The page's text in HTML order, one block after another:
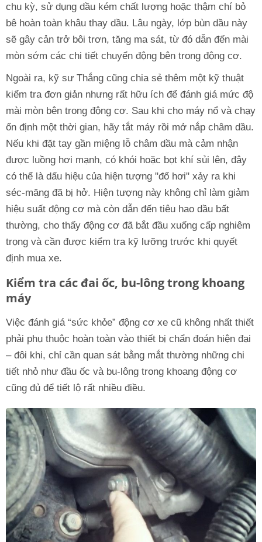
chu kỳ, sử dụng dầu kém chất lượng hoặc thậm chí bỏ
bê hoàn toàn khâu thay dầu. Lâu ngày, lớp bùn dầu này
sẽ gây cản trở bôi trơn, tăng ma sát, từ đó dẫn đến mài
mòn sớm các chi tiết chuyển động bên trong động cơ.
Ngoài ra, kỹ sư Thắng cũng chia sẻ thêm một kỹ thuật
kiểm tra đơn giản nhưng rất hữu ích để đánh giá mức độ
mài mòn bên trong động cơ. Sau khi cho máy nổ và chạy
ổn định một thời gian, hãy tắt máy rồi mở nắp châm dầu.
Nếu khi đặt tay gần miệng lỗ châm dầu mà cảm nhận
được luồng hơi mạnh, có khói hoặc bọt khí sủi lên, đây
có thể là dấu hiệu của hiện tượng "đổ hơi" xảy ra khi
séc-măng đã bị hở. Hiện tượng này không chỉ làm giảm
hiệu suất động cơ mà còn dẫn đến tiêu hao dầu bất
thường, cho thấy động cơ đã bắt đầu xuống cấp nghiêm
trọng và cần được kiểm tra kỹ lưỡng trước khi quyết
định mua xe.
Kiểm tra các đai ốc, bu-lông trong khoang
máy
Việc đánh giá “sức khỏe” động cơ xe cũ không nhất thiết
phải phụ thuộc hoàn toàn vào thiết bị chẩn đoán hiện đại
– đôi khi, chỉ cần quan sát bằng mắt thường những chi
tiết nhỏ như đầu ốc và bu-lông trong khoang động cơ
cũng đủ để tiết lộ rất nhiều điều.